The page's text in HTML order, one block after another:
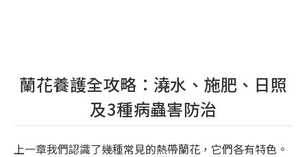
蘭花養護全攻略：澆水、施肥、日照
及3種病蟲害防治
上一章我們認識了幾種常見的熱帶蘭花，它們各有特色。